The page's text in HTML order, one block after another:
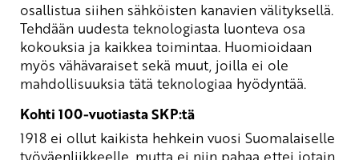
osallistua siihen sähköisten kanavien välityksellä.
Tehdään uudesta teknologiasta luonteva osa
kokouksia ja kaikkea toimintaa. Huomioidaan
myös vähävaraiset sekä muut, joilla ei ole
mahdollisuuksia tätä teknologiaa hyödyntää.
Kohti 100-vuotiasta SKP:tä
1918 ei ollut kaikista hehkein vuosi Suomalaiselle
työväenliikkeelle, mutta ei niin pahaa ettei jotain